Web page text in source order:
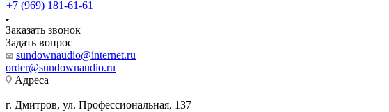
+7 (969) 181-61-61
Заказать звонок
Задать вопрос
sundownaudio@internet.ru
order@sundownaudio.ru
Адреса
г. Дмитров, ул. Профессиональная, 137